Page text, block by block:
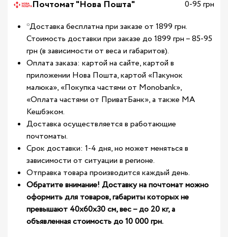
Почтомат "Нова Пошта"
0-95 грн
*Доставка бесплатна при заказе от 1899 грн.
Стоимость доставки при заказе до 1899 грн – 85-95
грн (в зависимости от веса и габаритов).
Оплата заказа: картой на сайте, картой в
приложении Нова Пошта, картой «Пакунок
малюка», «Покупка частями от Monobank»,
«Оплата частями от ПриватБанк», а также МА
Кешбэком.
Доставка осуществляется в работающие
почтоматы.
Срок доставки: 1-4 дня, но может меняться в
зависимости от ситуации в регионе.
Отправка товара производится каждый день.
Обратите внимание! Доставку на почтомат можно
оформить для товаров, габариты которых не
превышают 40х60х30 см, вес – до 20 кг, а
объявленная стоимость до 10 000 грн.